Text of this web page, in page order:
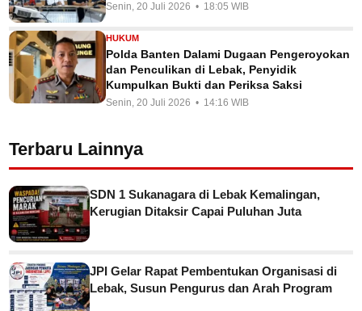
Senin, 20 Juli 2026 • 18:05 WIB
HUKUM
Polda Banten Dalami Dugaan Pengeroyokan
dan Penculikan di Lebak, Penyidik
Kumpulkan Bukti dan Periksa Saksi
Senin, 20 Juli 2026 • 14:16 WIB
Terbaru Lainnya
SDN 1 Sukanagara di Lebak Kemalingan,
Kerugian Ditaksir Capai Puluhan Juta
JPI Gelar Rapat Pembentukan Organisasi di
Lebak, Susun Pengurus dan Arah Program